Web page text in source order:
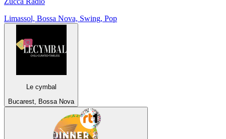
Limassol, Bossa Nova, Swing, Pop
Le cymbal
Bucarest, Bossa Nova